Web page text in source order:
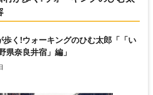
歩く!ウォーキングのひむ太郎「「い
県奈良井宿」編」